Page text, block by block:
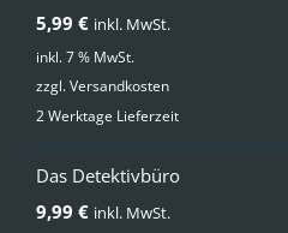
von 5
5,99 € inkl. MwSt.
inkl. 7 % MwSt.
zzgl.Versandkosten
2 Werktage Lieferzeit
Das Detektivbüro
9,99 € inkl. MwSt.